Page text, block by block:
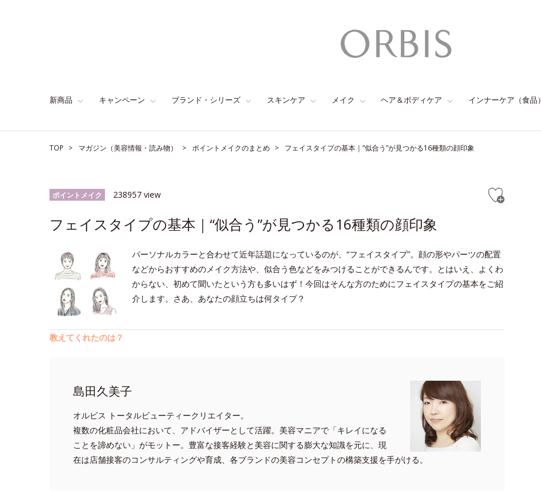
新商品 キャンペーン ブランド・シリーズ スキンケア メイク ヘア＆ボディケア インナーケア（食品）
TOP マガジン（美容情報・読み物） ポイントメイクのまとめ フェイスタイプの基本｜“似合う”が見つかる16種類の顔印象
ポイントメイク 238957 view
フェイスタイプの基本｜“似合う”が見つかる16種類の顔印象
パーソナルカラーと合わせて近年話題になっているのが、“フェイスタイプ”。顔の形やパーツの配置
などからおすすめのメイク方法や、似合う色などをみつけることができるんです。とはいえ、よくわ
からない、初めて聞いたという方も多いはず！今回はそんな方のためにフェイスタイプの基本をご紹
介します。さあ、あなたの顔立ちは何タイプ？
教えてくれたのは？
島田久美子
オルビス トータルビューティークリエイター。
複数の化粧品会社において、アドバイザーとして活躍。美容マニアで「キレイになる
ことを諦めない」がモットー。豊富な接客経験と美容に関する膨大な知識を元に、現
在は店舗接客のコンサルティングや育成、各ブランドの美容コンセプトの構築支援を手がける。